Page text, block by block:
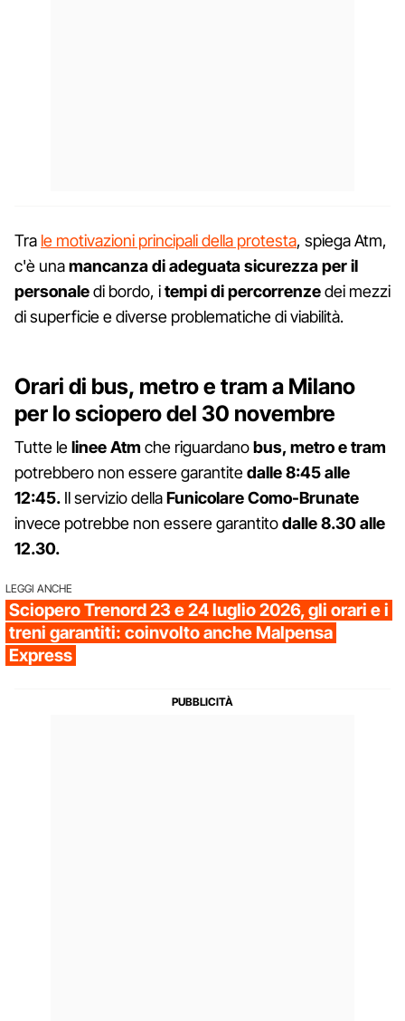
Tra le motivazioni principali della protesta, spiega Atm,
c'è unamancanza di adeguata sicurezza per il
personaledi bordo, itempi di percorrenzedei mezzi
di superficie e diverse problematiche di viabilità.
Orari di bus, metro e tram a Milano
per lo sciopero del 30 novembre
Tutte lelinee Atm che riguardanobus, metro e tram
potrebbero non essere garantitedalle 8:45 alle
12:45. Il servizio dellaFunicolare Como-Brunate
invece potrebbe non essere garantitodalle 8.30 alle
12.30.
LEGGI ANCHE
Sciopero Trenord 23 e 24 luglio 2026, gli orari e i
treni garantiti: coinvolto anche Malpensa
Express